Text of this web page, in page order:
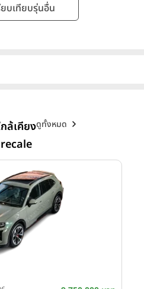
ยบเทียบรุ่นอื่น
ล้เคียงดูทั้งหมด